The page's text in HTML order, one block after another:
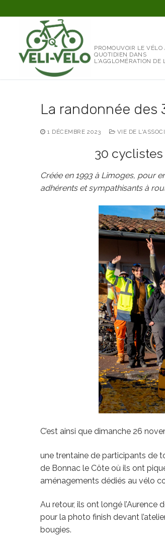
au
contenu
PROMOUVOIR LE VÉLO
QUOTIDIEN DANS
L'AGGLOMÉRATION DE
La randonnée des
1 DÉCEMBRE 2023 VIE DE
30
Créée en 1993 à Limoges, pour
adhérents et sympathisants à
C’est ainsi que dimanche 26
une trentaine de participants de
de Bonnac le Côte où ils ont
aménagements dédiés au vélo
Au retour, ils ont longé l’Aurence
pour la photo finish devant
bougies.